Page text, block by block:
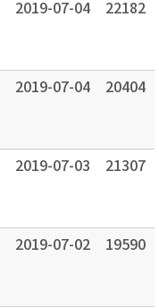
2019-07-04 22182
2019-07-04 20404
2019-07-03 21307
2019-07-02 19590